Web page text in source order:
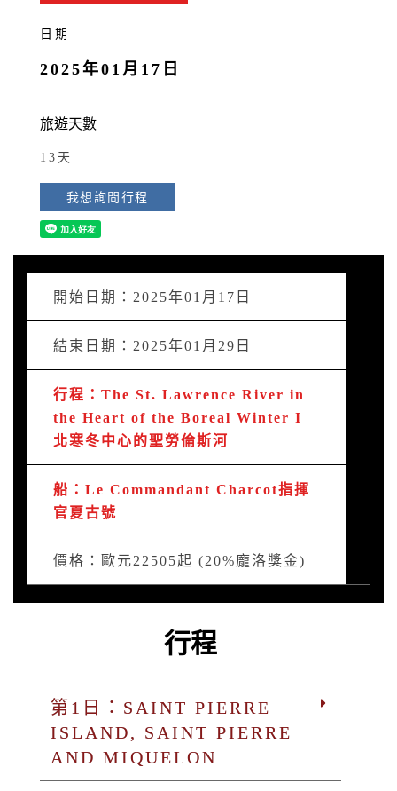
日期
2025年01月17日
旅遊天數
13天
我想詢問行程
開始日期：2025年01月17日
結束日期：2025年01月29日
行程：The St. Lawrence River in
the Heart of the Boreal Winter I
北寒冬中心的聖勞倫斯河
船：Le Commandant Charcot指揮
官夏古號
價格：歐元22505起 (20%龐洛獎金)
行程
第1日：SAINT PIERRE
ISLAND, SAINT PIERRE
AND MIQUELON